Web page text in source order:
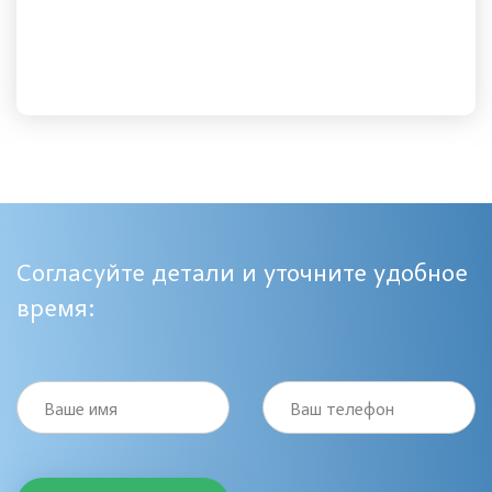
Согласуйте детали и уточните удобное
время:
Ваше имя Ваш телефон